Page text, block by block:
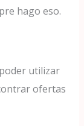
hago eso.
utilizar
ofertas